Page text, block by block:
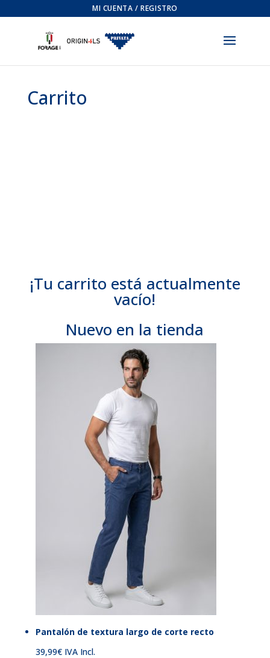
MI CUENTA / REGISTRO
Carrito
¡Tu carrito está actualmente
vacío!
Nuevo en la tienda
Pantalón de textura largo de corte recto
39,99€ IVA Incl.